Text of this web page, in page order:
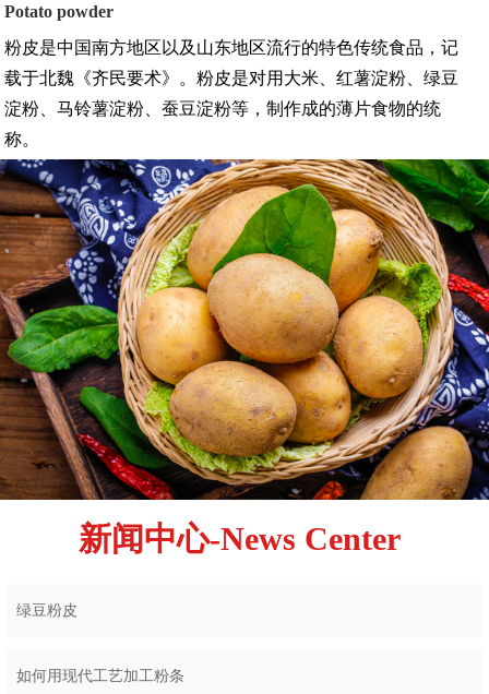
Potato powder
粉皮是中国南方地区以及山东地区流行的特色传统食品，记
载于北魏《齐民要术》。粉皮是对用大米、红薯淀粉、绿豆
淀粉、马铃薯淀粉、蚕豆淀粉等，制作成的薄片食物的统
称。
新闻中心-News Center
绿豆粉皮
如何用现代工艺加工粉条